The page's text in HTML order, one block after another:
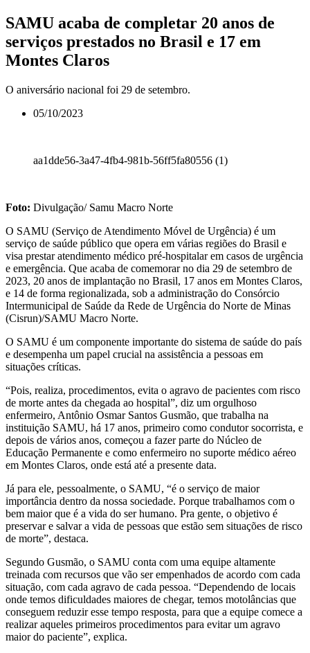
SAMU acaba de completar 20 anos de
serviços prestados no Brasil e 17 em
Montes Claros
O aniversário nacional foi 29 de setembro.
05/10/2023
aa1dde56-3a47-4fb4-981b-56ff5fa80556 (1)
Foto: Divulgação/ Samu Macro Norte
O SAMU (Serviço de Atendimento Móvel de Urgência) é um
serviço de saúde público que opera em várias regiões do Brasil e
visa prestar atendimento médico pré-hospitalar em casos de urgência
e emergência. Que acaba de comemorar no dia 29 de setembro de
2023, 20 anos de implantação no Brasil, 17 anos em Montes Claros,
e 14 de forma regionalizada, sob a administração do Consórcio
Intermunicipal de Saúde da Rede de Urgência do Norte de Minas
(Cisrun)/SAMU Macro Norte.
O SAMU é um componente importante do sistema de saúde do país
e desempenha um papel crucial na assistência a pessoas em
situações críticas.
“Pois, realiza, procedimentos, evita o agravo de pacientes com risco
de morte antes da chegada ao hospital”, diz um orgulhoso
enfermeiro, Antônio Osmar Santos Gusmão, que trabalha na
instituição SAMU, há 17 anos, primeiro como condutor socorrista, e
depois de vários anos, começou a fazer parte do Núcleo de
Educação Permanente e como enfermeiro no suporte médico aéreo
em Montes Claros, onde está até a presente data.
Já para ele, pessoalmente, o SAMU, “é o serviço de maior
importância dentro da nossa sociedade. Porque trabalhamos com o
bem maior que é a vida do ser humano. Pra gente, o objetivo é
preservar e salvar a vida de pessoas que estão sem situações de risco
de morte”, destaca.
Segundo Gusmão, o SAMU conta com uma equipe altamente
treinada com recursos que vão ser empenhados de acordo com cada
situação, com cada agravo de cada pessoa. “Dependendo de locais
onde temos dificuldades maiores de chegar, temos motolâncias que
conseguem reduzir esse tempo resposta, para que a equipe comece a
realizar aqueles primeiros procedimentos para evitar um agravo
maior do paciente”, explica.